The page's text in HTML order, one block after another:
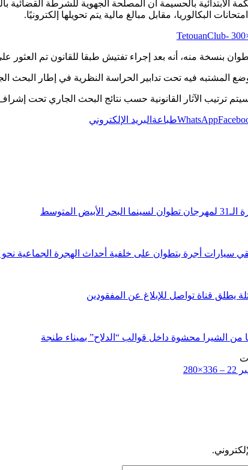
الابتدائية بالحسيمة أن المصلحة الجهوية للشرطة
البكالوريا، مقابل مبالغ مالية يتم تحويلها إلكترونيًا.
بنسخة منه، أنه بعد إجراء تفتيش طبقا للقانون تم
المشتبه فيه تحت تدابير الحراسة النظرية في إطار
ترتيب الآثار القانونية حسب نتائج البحث الجاري تحت إشراف
WhatsAppطباعة البريد الإلكتروني
سيارات أجرة بتطوان على خلفية أحداث الهجرة الجماعية نحو
يطلق قناة تواصل للإبلاغ عن المفقودين